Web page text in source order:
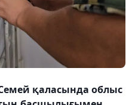
қаласында облыс